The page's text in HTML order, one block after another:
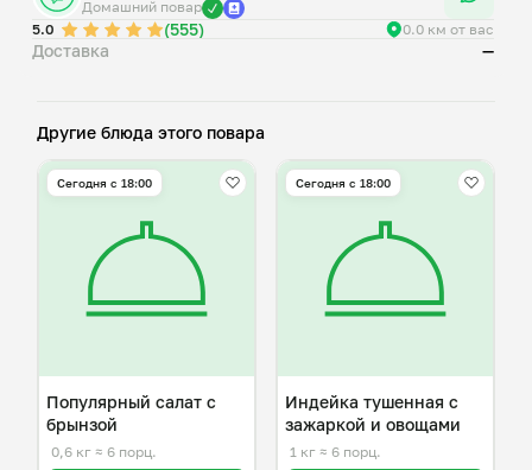
Домашний повар
5.0
(555) 0.0 км от вас
Доставка —
Другие блюда этого повара
Сегодня с 18:00
Популярный салат с
брынзой
0,6 кг ≈ 6 порц.
Сегодня с 18:00
Индейка тушенная с
зажаркой и овощами
1 кг ≈ 6 порц.